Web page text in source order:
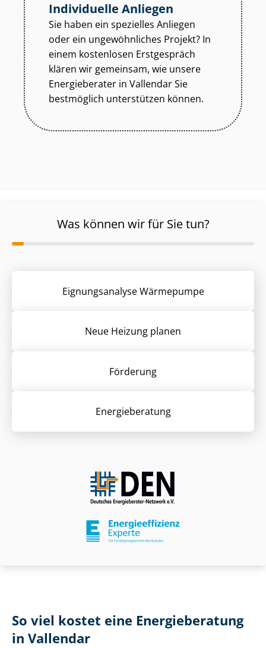
Individuelle Anliegen
Sie haben ein spezielles Anliegen
oder ein ungewöhnliches Projekt? In
einem kostenlosen Erstgespräch
klären wir gemeinsam, wie unsere
Energieberater in Vallendar Sie
bestmöglich unterstützen können.
Was können wir für Sie tun?
Eignungsanalyse Wärmepumpe
Neue Heizung planen
Förderung
Energieberatung
So viel kostet eine Energieberatung
in Vallendar